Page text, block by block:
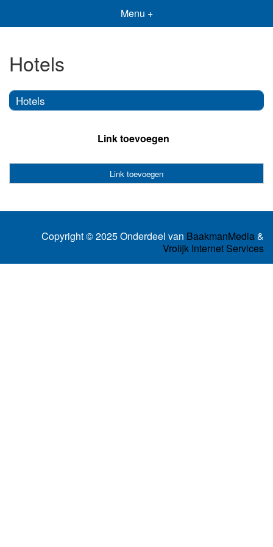
Menu +
Hotels
Hotels
Link toevoegen
Link toevoegen
Copyright © 2025 Onderdeel van BaakmanMedia&
Vrolijk Internet Services